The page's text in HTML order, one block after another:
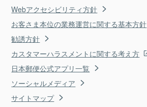
Webアクセシビリティ方針
お客さま本位の業務運営に関する基本方針
勧誘方針
カスタマーハラスメントに関する考え方
日本郵便公式アプリ一覧
ソーシャルメディア
サイトマップ